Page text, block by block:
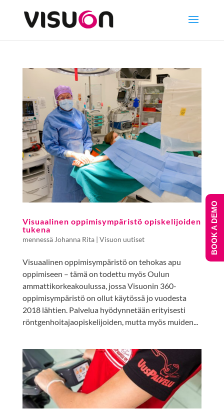
Visuaalinen oppimisympäristö opiskelijoiden
tukena
mennessä Johanna Rita| Visuon uutiset
Visuaalinen oppimisympäristö on tehokas apu
oppimiseen – tämä on todettu myös Oulun
ammattikorkeakoulussa, jossa Visuonin 360-
oppimisympäristö on ollut käytössä jo vuodesta
2018 lähtien. Palvelua hyödynnetään erityisesti
röntgenhoitajaopiskelijoiden, mutta myös muiden...
BOOK A DEMO